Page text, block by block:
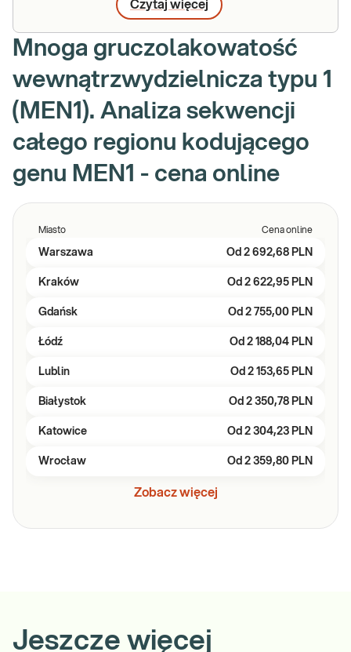
Czytaj więcej
Mnoga gruczolakowatość
wewnątrzwydzielnicza typu 1
(MEN1). Analiza sekwencji
całego regionu kodującego
genu MEN1 - cena online
Miasto Cena online
Warszawa Od 2 692,68 PLN
Kraków Od 2 622,95 PLN
Gdańsk Od 2 755,00 PLN
Łódź Od 2 188,04 PLN
Lublin Od 2 153,65 PLN
Białystok Od 2 350,78 PLN
Katowice Od 2 304,23 PLN
Wrocław Od 2 359,80 PLN
Zobacz więcej
Jeszcze więcej